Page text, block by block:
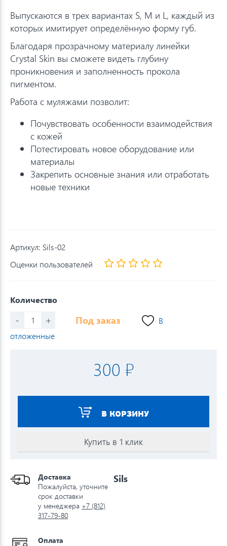
Выпускаются в трех вариантах S, М и L, каждый из
которых имитирует определённую форму губ.
Благодаря прозрачному материалу линейки
Crystal Skin вы сможете видеть глубину
проникновения и заполненность прокола
пигментом.
Работа с муляжами позволит:
Почувствовать особенности взаимодействия
с кожей
Потестировать новое оборудование или
материалы
Закрепить основные знания или отработать
новые техники
Артикул: Sils-02
Оценки пользователей
Количество
- + Под заказ
В
отложенные
300 ₽
В КОРЗИНУ
Купить в 1 клик
Доставка
Пожалуйста, уточните
срок доставки
у менеджера +7 (812)
317-79-80
Оплата
Sils